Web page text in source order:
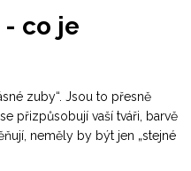
co je
zuby“. Jsou to přesně
přizpůsobují vaší tváři, barvě
neměly by být jen „stejné